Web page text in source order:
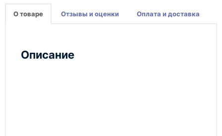
О товаре Отзывы и оценки Оплата и доставка
Описание